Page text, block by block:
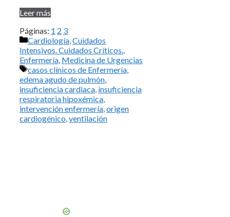
Leer más
Páginas: 1 2 3
Categorías
Cardiología Cuidados
Intensivos. Cuidados Críticos.
Enfermería Medicina de Urgencias
Etiquetas
casos clínicos de Enfermería
edema agudo de pulmón
insuficiencia cardiaca insuficiencia
respiratoria hipoxémica
intervención enfermería origen
cardiogénico ventilación